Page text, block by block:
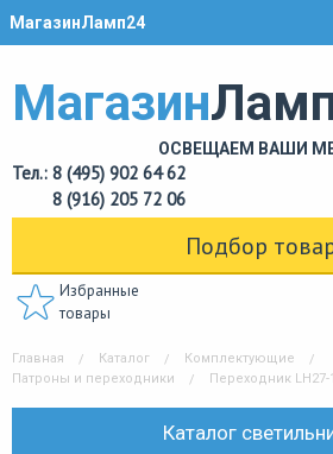
МагазинЛамп24
Магазин
ОСВЕЩАЕМ ВАШИ
Тел.: 8 (495) 902 64 62
8 (916) 205 72 06
Подбор
Избранные
товары
Главная Каталог
Комплектующие
Патроны и переходники
Переходник LH27-
Каталог